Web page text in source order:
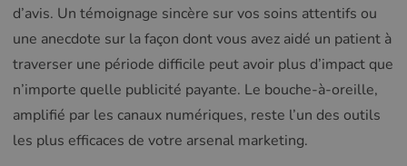
d’avis. Un témoignage sincère sur vos soins attentifs ou
une anecdote sur la façon dont vous avez aidé un patient à
traverser une période difficile peut avoir plus d’impact que
n’importe quelle publicité payante. Le bouche-à-oreille,
amplifié par les canaux numériques, reste l’un des outils
les plus efficaces de votre arsenal marketing.